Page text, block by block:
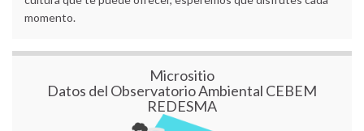
momento.
Micrositio
Datos del Observatorio Ambiental CEBEM
REDESMA